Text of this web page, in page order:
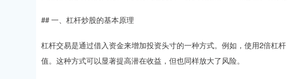
## 一、杠杆炒股的基本原理
杠杆交易是通过借入资金来增加投资头寸的一种方式。例如，使用2倍杠
值。这种方式可以显著提高潜在收益，但也同样放大了风险。